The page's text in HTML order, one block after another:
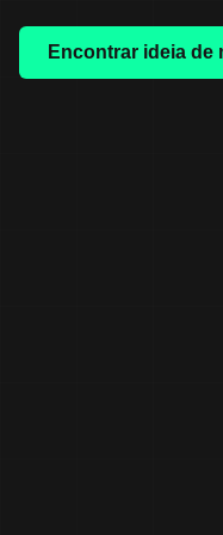
Encontrar ideia de